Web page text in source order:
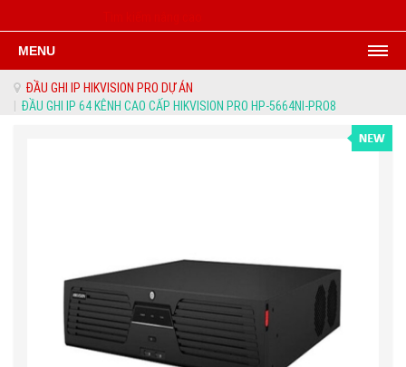
MENU
Joomla! 3 Modules VinaGecko.com
ĐẦU GHI IP HIKVISION PRO DỰ ÁN
ĐẦU GHI IP 64 KÊNH CAO CẤP HIKVISION PRO HP-5664NI-PRO8